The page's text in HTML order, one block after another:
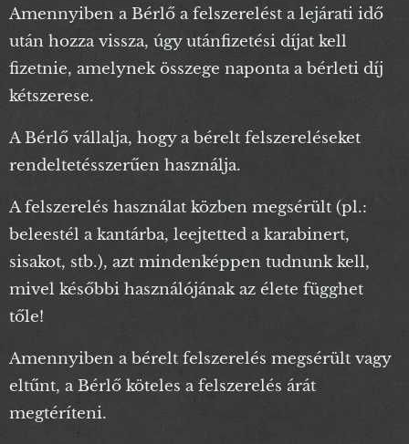
Amennyiben a Bérlő a felszerelést a lejárati idő
után hozza vissza, úgy utánfizetési díjat kell
fizetnie, amelynek összege naponta a bérleti díj
kétszerese.
A Bérlő vállalja, hogy a bérelt felszereléseket
rendeltetésszerűen használja.
A felszerelés használat közben megsérült (pl.:
beleestél a kantárba, leejtetted a karabinert,
sisakot, stb.), azt mindenképpen tudnunk kell,
mivel későbbi használójának az élete függhet
tőle!
Amennyiben a bérelt felszerelés megsérült vagy
eltűnt, a Bérlő köteles a felszerelés árát
megtéríteni.